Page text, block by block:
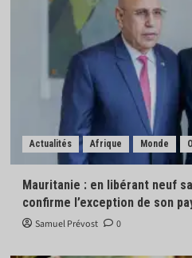
Actualités Afrique Monde
Mauritanie : en libérant neuf
confirme l’exception de son
Samuel Prévost 0